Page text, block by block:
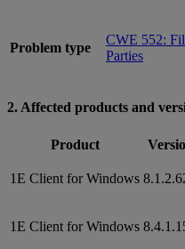
Problem type
CWE 552:
Parties
2. Affected products and
Product
1E Client for Windows
1E Client for Windows